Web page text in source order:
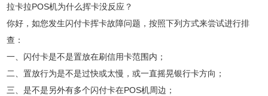
拉卡拉POS机为什么挥卡没反应？
你好，如您发生闪付卡挥卡故障问题，按照下列方式来尝试进行排
查：
一、闪付卡是不是置放在刷信用卡范围内；
二、置放行为是不是过快或太慢，或一直摇晃银行卡方向；
三、是不是另外有多个闪付卡在POS机周边；